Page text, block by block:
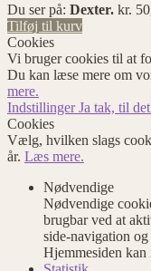
Du ser på: Dexter. kr.
Tilføj til kurv
Cookies
Vi bruger cookies til at
Du kan læse mere om
mere.
IndstillingerJa tak, til
Cookies
Vælg, hvilken slags
år. Læs mere.
Nødvendige
Nødvendige
brugbar ved at
side-navigation
Hjemmesiden kan